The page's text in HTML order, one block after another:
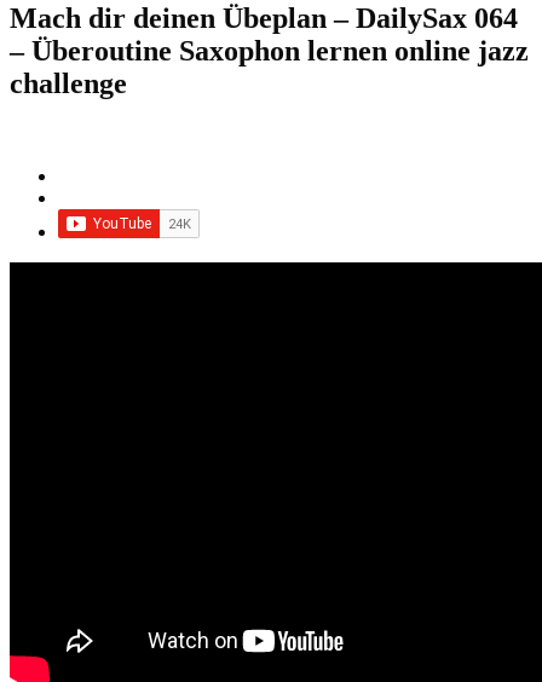
Mach dir deinen Übeplan – DailySax 064
– Überoutine Saxophon lernen online jazz
challenge